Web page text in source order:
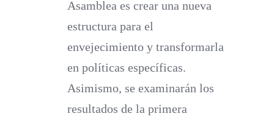
Asamblea es crear una nueva
estructura para el
envejecimiento y transformarla
en políticas específicas.
Asimismo, se examinarán los
resultados de la primera